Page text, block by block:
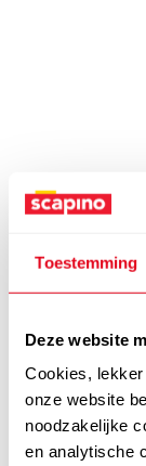
Toestemming
Deze website
Cookies,
onze website
noodzakelijke
en analytische